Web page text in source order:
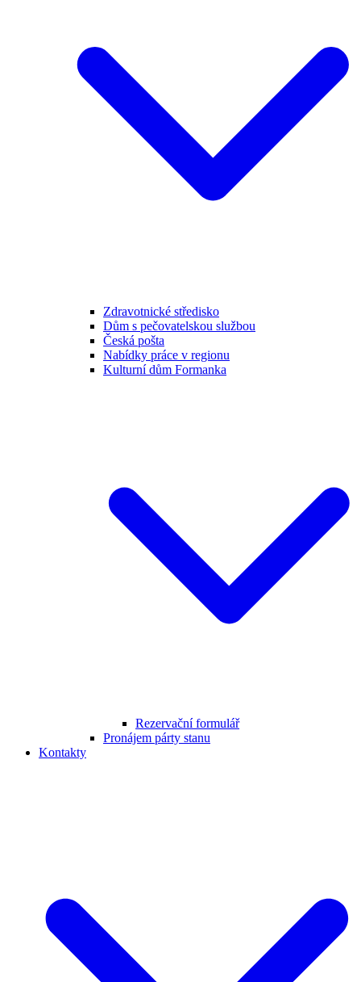
Zdravotnické středisko
Dům s pečovatelskou službou
Česká pošta
Nabídky práce v regionu
Kulturní dům Formanka
Rezervační formulář
Pronájem párty stanu
Kontakty